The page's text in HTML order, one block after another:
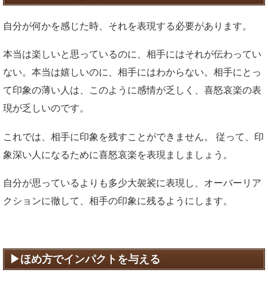
自分が何かを感じた時、それを表現する必要があります。
本当は楽しいと思っているのに、相手にはそれが伝わってい
ない。本当は嬉しいのに、相手にはわからない。相手にとっ
て印象の薄い人は、このように感情が乏しく、喜怒哀楽の表
現が乏しいのです。
これでは、相手に印象を残すことができません。 従って、印
象深い人になるために喜怒哀楽を表現ましましょう。
自分が思っているよりも多少大袈裟に表現し、オーバーリア
クションに徹して、相手の印象に残るようにします。
ほめ方でインパクトを与える